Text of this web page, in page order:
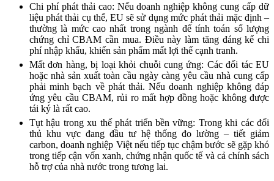
Chi phí phát thải cao: Nếu doanh nghiệp không cung cấp dữ
liệu phát thải cụ thể, EU sẽ sử dụng mức phát thải mặc định –
thường là mức cao nhất trong ngành để tính toán số lượng
chứng chỉ CBAM cần mua. Điều này làm tăng đáng kể chi
phí nhập khẩu, khiến sản phẩm mất lợi thế cạnh tranh.
Mất đơn hàng, bị loại khỏi chuỗi cung ứng: Các đối tác EU
hoặc nhà sản xuất toàn cầu ngày càng yêu cầu nhà cung cấp
phải minh bạch về phát thải. Nếu doanh nghiệp không đáp
ứng yêu cầu CBAM, rủi ro mất hợp đồng hoặc không được
tái ký là rất cao.
Tụt hậu trong xu thế phát triển bền vững: Trong khi các đối
thủ khu vực đang đầu tư hệ thống đo lường – tiết giảm
carbon, doanh nghiệp Việt nếu tiếp tục chậm bước sẽ gặp khó
trong tiếp cận vốn xanh, chứng nhận quốc tế và cả chính sách
hỗ trợ của nhà nước trong tương lai.